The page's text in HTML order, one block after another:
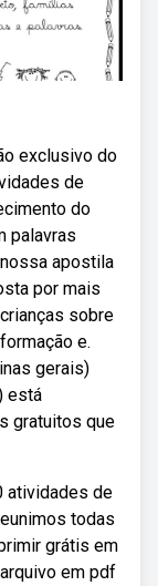
exclusivo do
de
do
palavras
apostila
por mais
sobre
e.
gerais)
está
gratuitos que
atividades de
todas
grátis em
em pdf